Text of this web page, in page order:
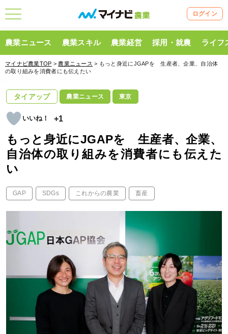
ログイン
農業ニュース 農業スキル 農業経営 採用・就農 ライフ
マイナビ農業TOP > 農業ニュース > もっと身近にJGAPを 生産者、企業、自治体
の取り組みを消費者にも伝えたい
タイアップ 農業ニュース 東京
+1
もっと身近にJGAPを 生産者、企業、
自治体の取り組みを消費者にも伝えた
い
GAP SDGs これからの農業 畜産